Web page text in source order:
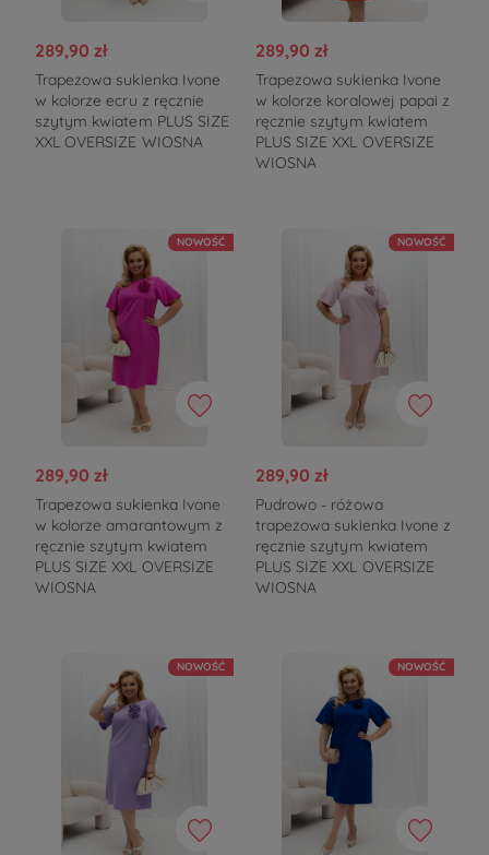
289,90 zł
Trapezowa sukienka Ivone
w kolorze ecru z ręcznie
szytym kwiatem PLUS SIZE
XXL OVERSIZE WIOSNA
289,90 zł
Trapezowa sukienka Ivone
w kolorze koralowej papai z
ręcznie szytym kwiatem
PLUS SIZE XXL OVERSIZE
WIOSNA
NOWOŚĆ
289,90 zł
Trapezowa sukienka Ivone
w kolorze amarantowym z
ręcznie szytym kwiatem
PLUS SIZE XXL OVERSIZE
WIOSNA
NOWOŚĆ
289,90 zł
Pudrowo - różowa
trapezowa sukienka Ivone z
ręcznie szytym kwiatem
PLUS SIZE XXL OVERSIZE
WIOSNA
NOWOŚĆ NOWOŚĆ